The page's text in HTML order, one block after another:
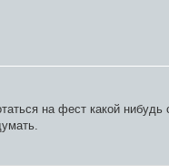
на фест какой нибудь